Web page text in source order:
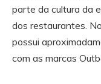
parte da cultura da
dos restaurantes.
possui
com as marcas